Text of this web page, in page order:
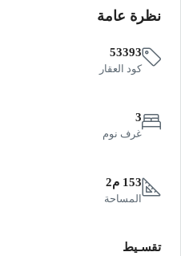
نظرة عامة
53393
كود العقار
3
غرف نوم
153 م2
المساحة
تقسـيط